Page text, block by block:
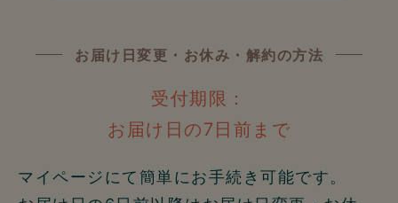
お届け日変更・お休み・解約の方法
受付期限：
お届け日の7日前まで
マイページにて簡単にお手続き可能です。